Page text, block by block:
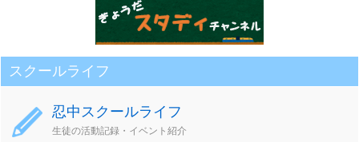
スクールライフ
忍中スクールライフ
生徒の活動記録・イベント紹介